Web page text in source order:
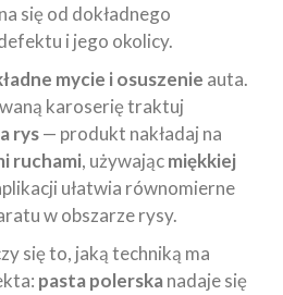
się od dokładnego
i jego okolicy.
mycie i osuszenie auta.
karoserię traktuj
rys— produkt nakładaj na
ruchami, używającmiękkiej
ułatwia równomierne
w obszarze rysy.
się to, jaką techniką ma
pasta polerskanadaje się